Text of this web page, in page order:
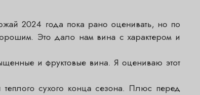
2024 года пока рано оценивать, но по
Это дало нам вина с характером и
и фруктовые вина. Я оцениваю этот
сухого конца сезона. Плюс перед